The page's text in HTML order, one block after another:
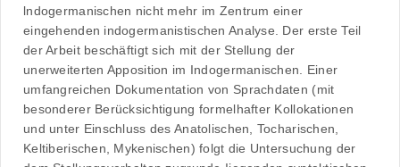
lndogermanischen nicht mehr im Zentrum einer
eingehenden indogermanistischen Analyse. Der erste Teil
der Arbeit beschäftigt sich mit der Stellung der
unerweiterten Apposition im Indogermanischen. Einer
umfangreichen Dokumentation von Sprachdaten (mit
besonderer Berücksichtigung formelhafter Kollokationen
und unter Einschluss des Anatolischen, Tocharischen,
Keltiberischen, Mykenischen) folgt die Untersuchung der